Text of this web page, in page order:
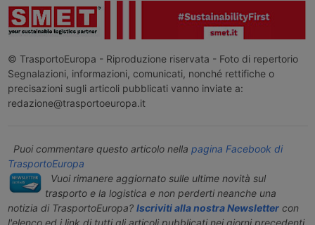
© TrasportoEuropa - Riproduzione riservata - Foto di repertorio
Segnalazioni, informazioni, comunicati, nonché rettifiche o
precisazioni sugli articoli pubblicati vanno inviate a:
redazione@trasportoeuropa.it
Puoi commentare questo articolo nella pagina Facebook di
TrasportoEuropa
Vuoi rimanere aggiornato sulle ultime novità sul
trasporto e la logistica e non perderti neanche una
notizia di TrasportoEuropa? Iscriviti alla nostra Newslettercon